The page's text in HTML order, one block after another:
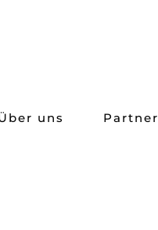
uns Partner